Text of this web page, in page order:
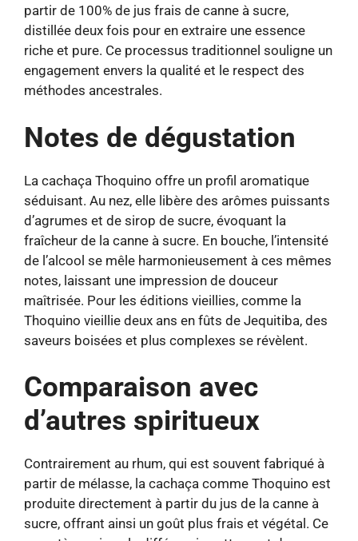
partir de 100% de jus frais de canne à sucre,
distillée deux fois pour en extraire une essence
riche et pure. Ce processus traditionnel souligne un
engagement envers la qualité et le respect des
méthodes ancestrales.
Notes de dégustation
La cachaça Thoquino offre un profil aromatique
séduisant. Au nez, elle libère des arômes puissants
d’agrumes et de sirop de sucre, évoquant la
fraîcheur de la canne à sucre. En bouche, l’intensité
de l’alcool se mêle harmonieusement à ces mêmes
notes, laissant une impression de douceur
maîtrisée. Pour les éditions vieillies, comme la
Thoquino vieillie deux ans en fûts de Jequitiba, des
saveurs boisées et plus complexes se révèlent.
Comparaison avec
d’autres spiritueux
Contrairement au rhum, qui est souvent fabriqué à
partir de mélasse, la cachaça comme Thoquino est
produite directement à partir du jus de la canne à
sucre, offrant ainsi un goût plus frais et végétal. Ce